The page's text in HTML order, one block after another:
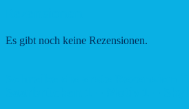
Es gibt noch keine Rezensionen.